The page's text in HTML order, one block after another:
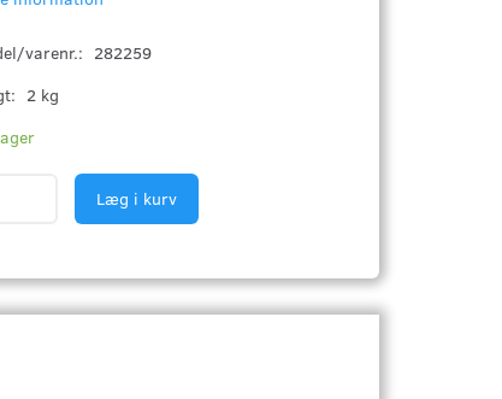
varenr.: 282259
2 kg
Læg i kurv